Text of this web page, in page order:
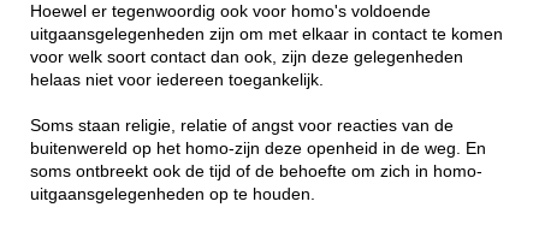
Hoewel er tegenwoordig ook voor homo's voldoende
uitgaansgelegenheden zijn om met elkaar in contact te komen
voor welk soort contact dan ook, zijn deze gelegenheden
helaas niet voor iedereen toegankelijk.
Soms staan religie, relatie of angst voor reacties van de
buitenwereld op het homo-zijn deze openheid in de weg. En
soms ontbreekt ook de tijd of de behoefte om zich in homo-
uitgaansgelegenheden op te houden.